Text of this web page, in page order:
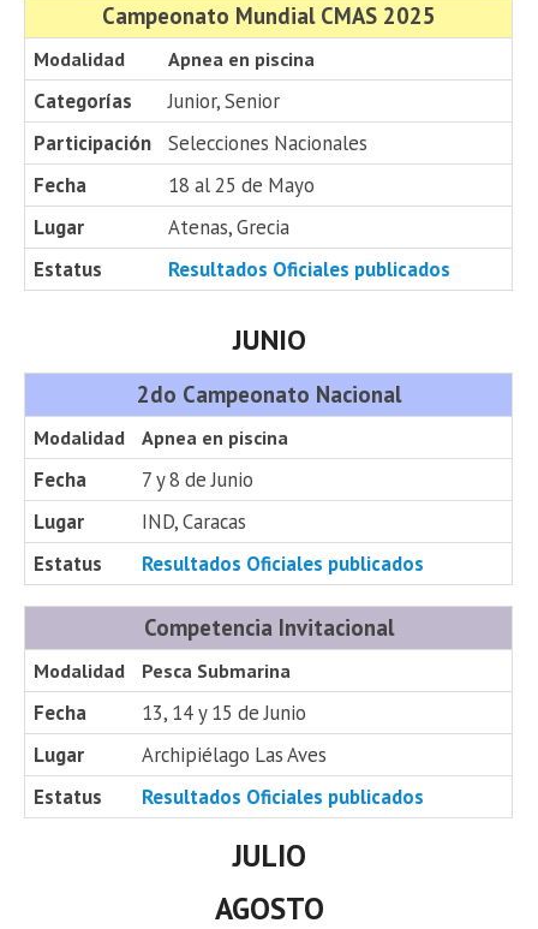
Campeonato Mundial CMAS 2025
Modalidad Apnea en piscina
Categorías
Junior, Senior
Participación
Selecciones Nacionales
Fecha
18 al 25 de Mayo
Lugar
Atenas, Grecia
Estatus
Resultados Oficiales publicados
JUNIO
2do Campeonato Nacional
Modalidad Apnea en piscina
Fecha
7 y 8 de Junio
Lugar
IND, Caracas
Estatus
Resultados Oficiales publicados
Competencia Invitacional
Modalidad Pesca Submarina
Fecha
13, 14 y 15 de Junio
Lugar
Archipiélago Las Aves
Estatus
Resultados Oficiales publicados
JULIO
AGOSTO